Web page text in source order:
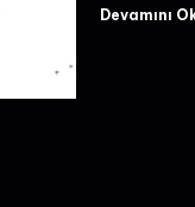
Devamını